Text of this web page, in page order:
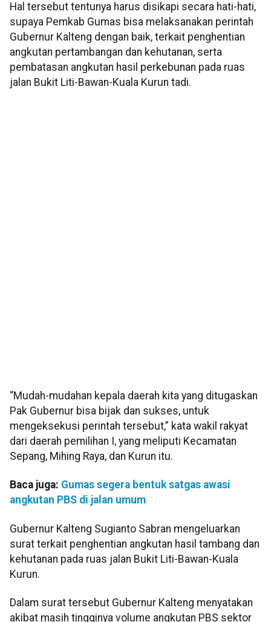
Hal tersebut tentunya harus disikapi secara hati-hati,
supaya Pemkab Gumas bisa melaksanakan perintah
Gubernur Kalteng dengan baik, terkait penghentian
angkutan pertambangan dan kehutanan, serta
pembatasan angkutan hasil perkebunan pada ruas
jalan Bukit Liti-Bawan-Kuala Kurun tadi.
“Mudah-mudahan kepala daerah kita yang ditugaskan
Pak Gubernur bisa bijak dan sukses, untuk
mengeksekusi perintah tersebut,” kata wakil rakyat
dari daerah pemilihan I, yang meliputi Kecamatan
Sepang, Mihing Raya, dan Kurun itu.
Baca juga: Gumas segera bentuk satgas awasi
angkutan PBS di jalan umum
Gubernur Kalteng Sugianto Sabran mengeluarkan
surat terkait penghentian angkutan hasil tambang dan
kehutanan pada ruas jalan Bukit Liti-Bawan-Kuala
Kurun.
Dalam surat tersebut Gubernur Kalteng menyatakan
akibat masih tingginya volume angkutan PBS sektor